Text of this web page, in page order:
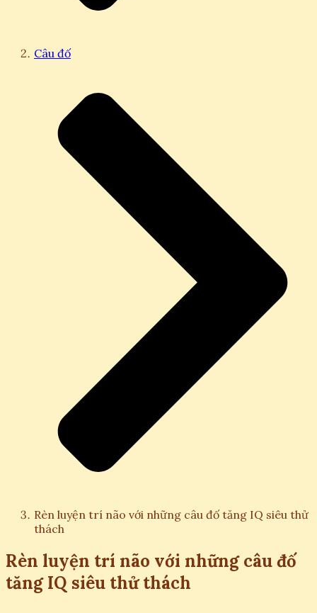
Câu đố
Rèn luyện trí não với những câu đố tăng IQ siêu thử
thách
Rèn luyện trí não với những câu đố
tăng IQ siêu thử thách